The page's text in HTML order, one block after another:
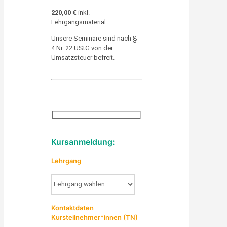
220,00 € inkl.
Lehrgangsmaterial
Unsere Seminare sind nach §
4 Nr. 22 UStG von der
Umsatzsteuer befreit.
Kursanmeldung:
Lehrgang
Kontaktdaten
Kursteilnehmer*innen (TN)